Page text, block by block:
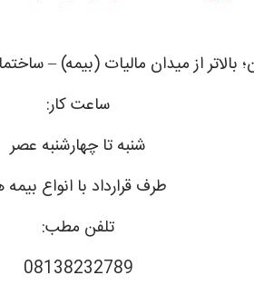
ساعت کار:
شنبه تا چهارشنبه عصر
طرف قرارداد با انواع بیمه
تلفن مطب:
08138232789